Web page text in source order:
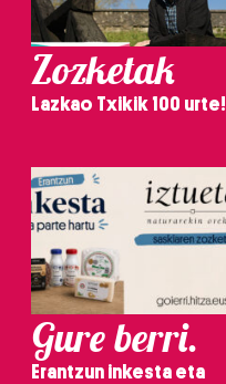
Zozketak
Lazkao Txikik 100 urte!
Gure berri.
Erantzun inkesta eta